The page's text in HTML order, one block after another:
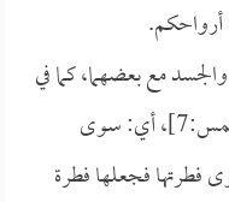
مع بعضهما، كما في
[الشمس:7]، أي: سوى
فطرتها فجعلها فطرة